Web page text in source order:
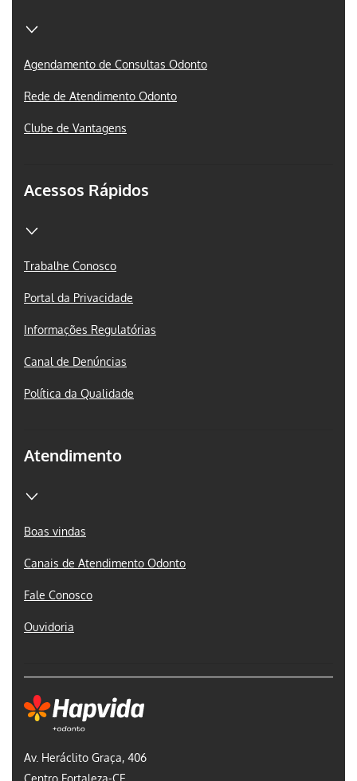
Av. Heráclito Graça, 406
Centro Fortaleza-CE
Agendamento de Consultas Odonto
Rede de Atendimento Odonto
Clube de Vantagens
Acessos Rápidos
Trabalhe Conosco
Portal da Privacidade
Informações Regulatórias
Canal de Denúncias
Política da Qualidade
Atendimento
Boas vindas
Canais de Atendimento Odonto
Fale Conosco
Ouvidoria